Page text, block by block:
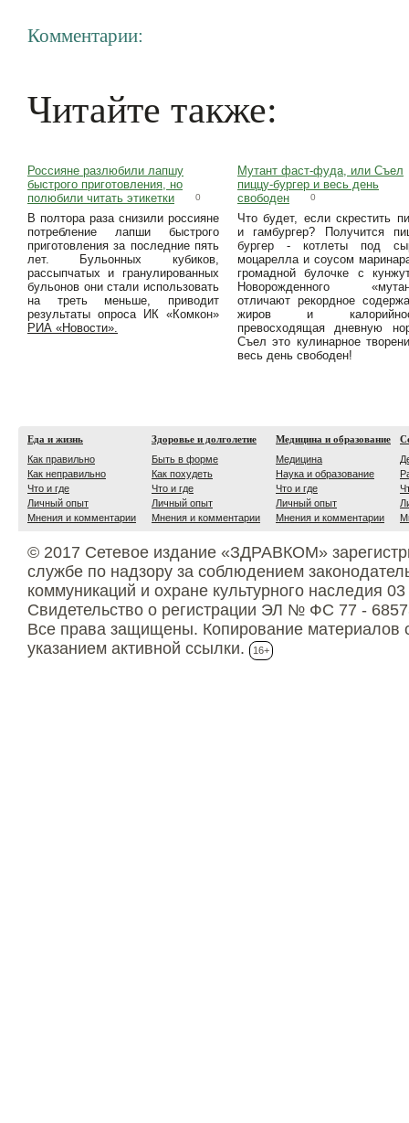
Комментарии:
Читайте также:
Россияне разлюбили лапшу
быстрого приготовления, но
полюбили читать этикетки
0
В полтора раза снизили россияне
потребление лапши быстрого
приготовления за последние пять
лет. Бульонных кубиков,
рассыпчатых и гранулированных
бульонов они стали использовать
на треть меньше, приводит
результаты опроса ИК «Комкон»
РИА «Новости».
Мутант фаст-фуда, или Съел
пиццу-бургер и весь день
свободен
0
Что будет, если скрестить
и гамбургер? Получится
бургер - котлеты под
моцарелла и соусом
громадной булочке с
Новорожденного
отличают рекордное
жиров и
превосходящая дневную
Съел это кулинарное
весь день свободен!
Еда и жизнь
Как правильно
Как неправильно
Что и где
Личный опыт
Мнения и комментарии
Здоровье и долголетие
Быть в форме
Как похудеть
Что и где
Личный опыт
Мнения и комментарии
Медицина и образование
Медицина
Наука и образование
Что и где
Личный опыт
Мнения и комментарии
© 2017 Сетевое издание «ЗДРАВКОМ»
службе по надзору за соблюдением
коммуникаций и охране культурного наследия
Свидетельство о регистрации ЭЛ № ФС 77 -
Все права защищены. Копирование материалов
указанием активной ссылки.
16+